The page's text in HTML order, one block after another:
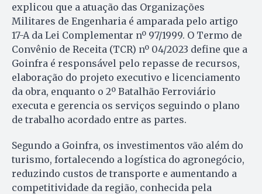
explicou que a atuação das Organizações
Militares de Engenharia é amparada pelo artigo
17-A da Lei Complementar nº 97/1999. O Termo de
Convênio de Receita (TCR) nº 04/2023 define que a
Goinfra é responsável pelo repasse de recursos,
elaboração do projeto executivo e licenciamento
da obra, enquanto o 2º Batalhão Ferroviário
executa e gerencia os serviços seguindo o plano
de trabalho acordado entre as partes.
Segundo a Goinfra, os investimentos vão além do
turismo, fortalecendo a logística do agronegócio,
reduzindo custos de transporte e aumentando a
competitividade da região, conhecida pela